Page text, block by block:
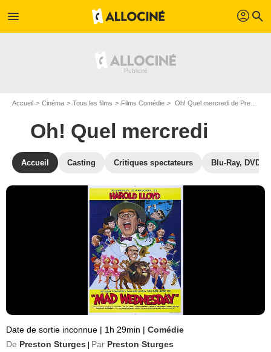
menu profil search
Accueil Cinéma Tous les films Films Comédie Oh! Quel mercredi de Preston Sturges
Oh! Quel mercredi
Accueil Casting Critiques spectateurs Blu-Ray, DVD
Date de sortie inconnue | 1h 29min | Comédie
De Preston Sturges Par Preston Sturges